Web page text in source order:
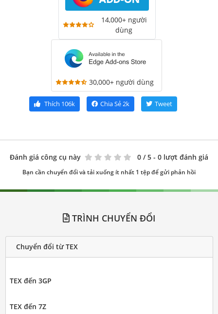
14,000+ người
dùng
30,000+ người dùng
Thích 106k Chia Sẻ2k Tweet
Đánh giá công cụ này 0 / 5 - 0 lượt đánh giá
Bạn cần chuyển đổi và tải xuống ít nhất 1 tệp để gửi phản hồi
TRÌNH CHUYỂN ĐỔI
Chuyển đổi từ TEX
TEX đến 3GP
TEX đến 7Z